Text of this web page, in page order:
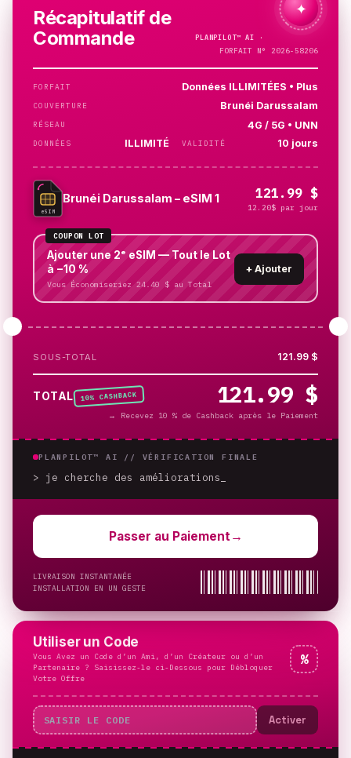
Récapitulatif de
Commande
✦
PLANPILOT™AI ·
FORFAIT N° 2026-58206
FORFAIT Données ILLIMITÉES • Plus
COUVERTURE Brunéi Darussalam
RÉSEAU 4G / 5G • UNN
DONNÉES ILLIMITÉ VALIDITÉ 10 jours
eSIM
Brunéi Darussalam – eSIM 1 121.99 $
12.20$ par jour
COUPON LOT
Ajouter une 2ᵉ eSIM — Tout le Lot
à −10 %
Vous Économiseriez 24.40 $ au Total
+ Ajouter
SOUS-TOTAL 121.99 $
TOTAL 10% CASHBACK 121.99 $
→ Recevez 10 % de Cashback après le Paiement
PLANPILOT™ AI // VÉRIFICATION FINALE
> je cherche des améliorations
Passer au Paiement →
LIVRAISON INSTANTANÉE
INSTALLATION EN UN GESTE
Utiliser un Code
Vous Avez un Code d’un Ami, d’un Créateur ou d’un
Partenaire ? Saisissez-le ci-Dessous pour Débloquer
Votre Offre
%
Activer